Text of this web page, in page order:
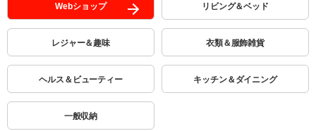
Webショップ リビング＆ベッド
レジャー＆趣味 衣類＆服飾雑貨
ヘルス＆ビューティー キッチン＆ダイニング
一般収納